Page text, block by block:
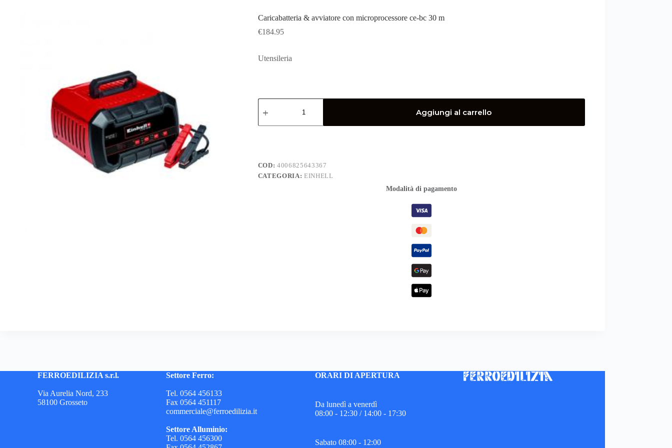
Caricabatteria & avviatore con microprocessore ce-bc 30 m
€184.95
Utensileria
Caricabatteria
&
con
30
m
quantità
Aggiungi al carrello
COD:4006825643367
CATEGORIA: EINHELL
Modalità di pagamento
FERROEDILIZIA s.r.l.
Via Aurelia Nord, 233
58100 Grosseto
Settore Ferro:
Tel. 0564 456133
Fax 0564 451117
commerciale@ferroedilizia.it
Settore Alluminio:
Tel. 0564 456300
ORARI DI APERTURA
Da lunedì a venerdì
08:00 - 12:30 / 14:00 - 17:30
Sabato 08:00 - 12:00